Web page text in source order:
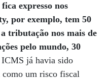
fica expresso nos
por exemplo, tem 50
tributação nos mais de
pelo mundo, 30
já havia sido
como um risco fiscal